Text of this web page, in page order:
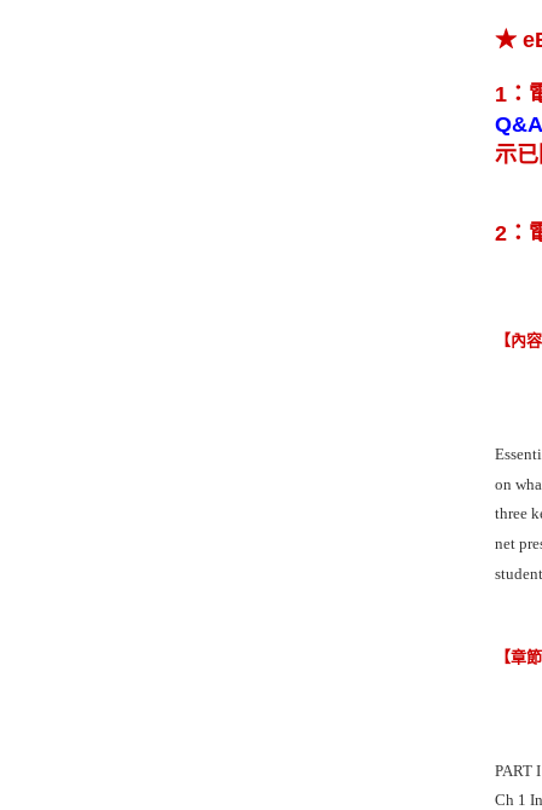
★
1：
示
2：
【內
on
three
net
【章
PART
Ch 1